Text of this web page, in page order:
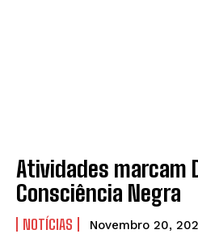
Atividades marcam
Consciência Negra
NOTÍCIAS Novembro 20,